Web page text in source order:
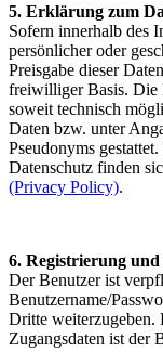
5. Erklärung zum
Sofern innerhalb des
persönlicher oder
Preisgabe dieser
freiwilliger Basis. Die
soweit technisch
Daten bzw. unter
Pseudonyms
Datenschutz finden
(Privacy Policy).
6. Registrierung und
Der Benutzer ist
Benutzername/
Dritte weiterzugeben.
Zugangsdaten ist der